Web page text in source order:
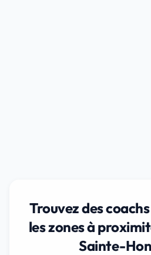
Trouvez des
les zones à
Sainte-